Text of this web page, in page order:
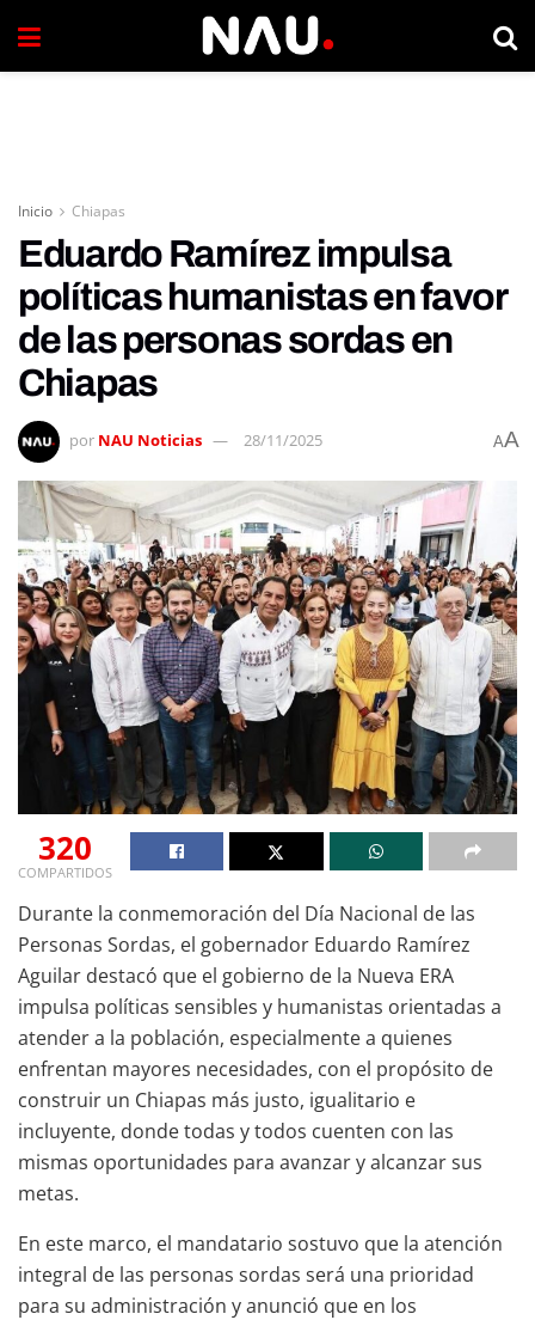
Inicio Chiapas
Eduardo Ramírez impulsa
políticas humanistas en favor
de las personas sordas en
Chiapas
por NAU Noticias 28/11/2025 AA
320
COMPARTIDOS
Durante la conmemoración del Día Nacional de las
Personas Sordas, el gobernador Eduardo Ramírez
Aguilar destacó que el gobierno de la Nueva ERA
impulsa políticas sensibles y humanistas orientadas a
atender a la población, especialmente a quienes
enfrentan mayores necesidades, con el propósito de
construir un Chiapas más justo, igualitario e
incluyente, donde todas y todos cuenten con las
mismas oportunidades para avanzar y alcanzar sus
metas.
En este marco, el mandatario sostuvo que la atención
integral de las personas sordas será una prioridad
para su administración y anunció que en los